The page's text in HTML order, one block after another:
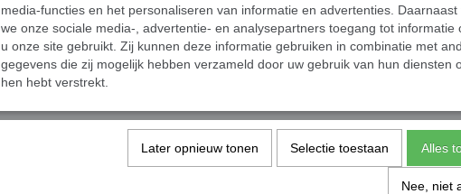
media-functies en het personaliseren van informatie en advertenties. Daarnaast
we onze sociale media-, advertentie- en analysepartners toegang tot informatie
u onze site gebruikt. Zij kunnen deze informatie gebruiken in combinatie met
gegevens die zij mogelijk hebben verzameld door uw gebruik van hun diensten
hen hebt verstrekt.
Later opnieuw tonen Selectie toestaan Alles
Nee, niet